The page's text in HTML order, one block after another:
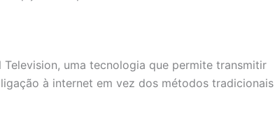
uma tecnologia que permite transmitir
à internet em vez dos métodos tradicionais